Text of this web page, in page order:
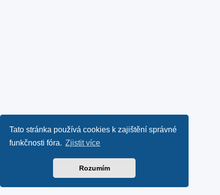
Tato stránka používá cookies k zajištění správné
funkčnosti fóra. Zjistit více
Rozumím